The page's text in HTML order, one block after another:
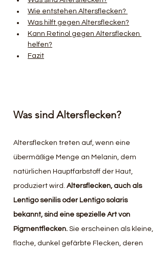
Wie entstehen Altersflecken?
Was hilft gegen Altersflecken?
Kann Retinol gegen Altersflecken
helfen?
Fazit
Was sind Altersflecken?
Altersflecken treten auf, wenn eine
übermäßige Menge an Melanin, dem
natürlichen Hauptfarbstoff der Haut,
produziert wird. Altersflecken, auch als
Lentigo senilis oder Lentigo solaris
bekannt, sind eine spezielle Art von
Pigmentflecken. Sie erscheinen als kleine,
flache, dunkel gefärbte Flecken, deren